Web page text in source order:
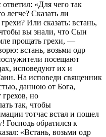
«Для чего так
легче? Сказать ли
Или сказать: встань,
вы знали, что Сын
прощать грехи, —
встань, возьми одр
посещают
исповедуют их и
На исповеди священник
данною от Бога,
грехов, но
так, чтобы
тотчас встал и пошел
Господь обратился к
«Встань, возьми одр